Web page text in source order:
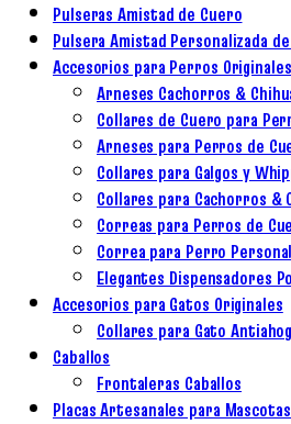
Pulseras Amistad de Cuero
Pulsera Amistad Personalizada
Accesorios para Perros Originales
Arneses Cachorros &
Collares de Cuero para
Arneses para Perros de
Collares para Galgos y
Collares para Cachorros &
Correas para Perros de
Correa para Perro
Elegantes Dispensadores
Accesorios para Gatos Originales
Collares para Gato
Caballos
Frontaleras Caballos
Placas Artesanales para